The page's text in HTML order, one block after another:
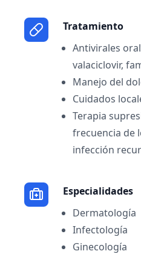
Tratamiento
Antivirales
valaciclovir,
Manejo del
Cuidados
Terapia
frecuencia de
infección
Especialidades
Dermatología
Infectología
Ginecología